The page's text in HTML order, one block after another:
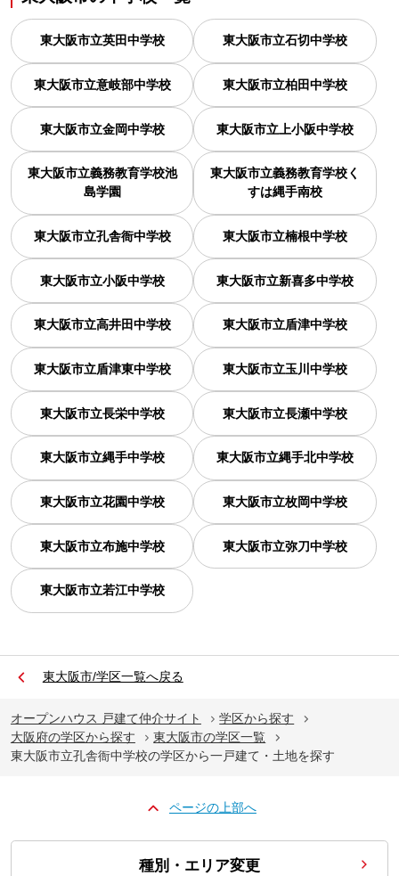
東大阪市立英田中学校 東大阪市立石切中学校
東大阪市立意岐部中学校 東大阪市立柏田中学校
東大阪市立金岡中学校 東大阪市立上小阪中学校
東大阪市立義務教育学校池
島学園
東大阪市立義務教育学校く
すは縄手南校
東大阪市立孔舎衙中学校 東大阪市立楠根中学校
東大阪市立小阪中学校 東大阪市立新喜多中学校
東大阪市立高井田中学校 東大阪市立盾津中学校
東大阪市立盾津東中学校 東大阪市立玉川中学校
東大阪市立長栄中学校 東大阪市立長瀬中学校
東大阪市立縄手中学校 東大阪市立縄手北中学校
東大阪市立花園中学校 東大阪市立枚岡中学校
東大阪市立布施中学校 東大阪市立弥刀中学校
東大阪市立若江中学校
東大阪市/学区一覧へ戻る
オープンハウス 戸建て仲介サイト
学区から探す
大阪府の学区から探す
東大阪市の学区一覧
東大阪市立孔舎衙中学校の学区から一戸建て・土地を探す
ページの上部へ
種別・エリア変更